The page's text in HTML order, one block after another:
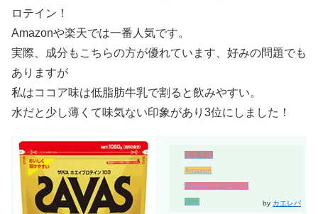
ロテイン！
Amazonや楽天では一番人気です。
実際、成分もこちらの方が優れています、好みの問題でも
ありますが
私はココア味は低脂肪牛乳で割ると飲みやすい。
水だと少し薄くて味気ない印象があり3位にしました！
楽天市場
Amazon
Yahooショッピング
7net
by カエレバ